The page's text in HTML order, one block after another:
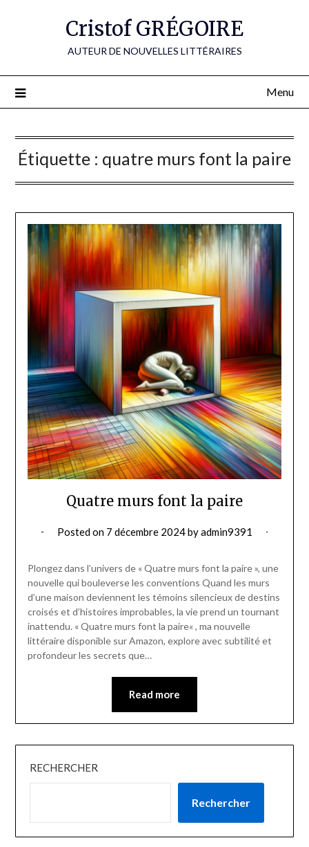
Cristof GRÉGOIRE
AUTEUR DE NOUVELLES LITTÉRAIRES
Menu
Étiquette : quatre murs font la paire
Quatre murs font la paire
Posted on 7 décembre 2024byadmin9391
Plongez dans l’univers de « Quatre murs font la paire », une
nouvelle qui bouleverse les conventions Quand les murs
d’une maison deviennent les témoins silencieux de destins
croisés et d’histoires improbables, la vie prend un tournant
inattendu. « Quatre murs font la paire« , ma nouvelle
littéraire disponible sur Amazon, explore avec subtilité et
profondeur les secrets que…
Read more
RECHERCHER
Rechercher